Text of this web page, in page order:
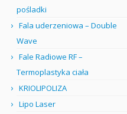
pośladki
Fala uderzeniowa – Double
Wave
Fale Radiowe RF –
Termoplastyka ciała
KRIOLIPOLIZA
Lipo Laser